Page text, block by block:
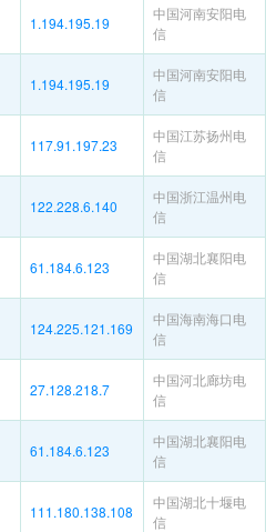
1.194.195.19
中国河南安阳电
信
1.194.195.19
中国河南安阳电
信
117.91.197.23
中国江苏扬州电
信
122.228.6.140
中国浙江温州电
信
61.184.6.123
中国湖北襄阳电
信
124.225.121.169
中国海南海口电
信
27.128.218.7
中国河北廊坊电
信
61.184.6.123
中国湖北襄阳电
信
111.180.138.108
中国湖北十堰电
信